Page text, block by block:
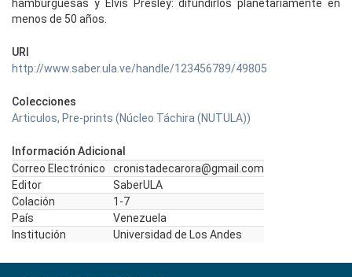
hamburguesas y Elvis Presley: difundirlos planetariamente en
menos de 50 años.
URI
http://www.saber.ula.ve/handle/123456789/49805
Colecciones
Articulos, Pre-prints (Núcleo Táchira (NUTULA))
Información Adicional
Correo Electrónico
cronistadecarora@gmail.com
Editor
SaberULA
Colación
1-7
País
Venezuela
Institución
Universidad de Los Andes